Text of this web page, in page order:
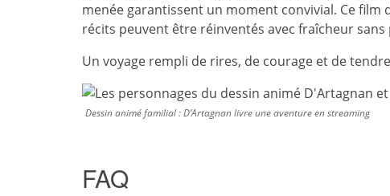
menée garantissent un moment convivial. Ce film
récits peuvent être réinventés avec fraîcheur sans
Un voyage rempli de rires, de courage et de
Dessin animé familial : D’Artagnan livre une aventure en streaming
FAQ